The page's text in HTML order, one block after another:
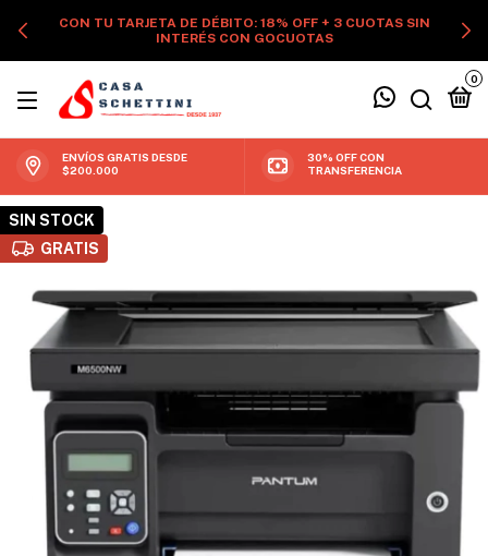
CON TU TARJETA DE DÉBITO: 18% OFF + 3 CUOTAS SIN
INTERÉS CON GOCUOTAS
0
ENVÍOS GRATIS DESDE
$200.000
30% OFF CON
TRANSFERENCIA
SIN STOCK
GRATIS